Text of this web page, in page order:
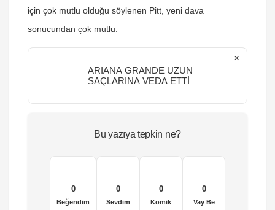
için çok mutlu olduğu söylenen Pitt, yeni dava
sonucundan çok mutlu.
ARIANA GRANDE UZUN
SAÇLARINA VEDA ETTİ
×
Bu yazıya tepkin ne?
0
Beğendim
0
Sevdim
0
Komik
0
Vay Be